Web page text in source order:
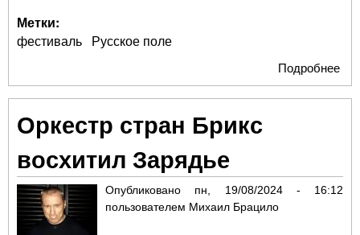
Метки:
фестиваль
Русское поле
Подробнее
Оркестр стран Брикс
восхитил Зарядье
Опубликовано пн, 19/08/2024 - 16:12
пользователем Михаил Брацило